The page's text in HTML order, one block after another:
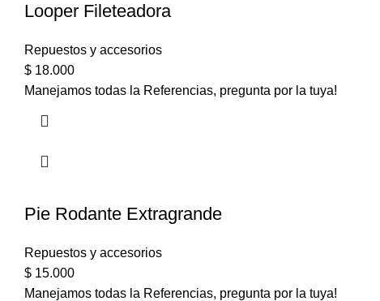
Looper Fileteadora
Repuestos y accesorios
$ 18.000
Manejamos todas la Referencias, pregunta por la tuya!
Pie Rodante Extragrande
Repuestos y accesorios
$ 15.000
Manejamos todas la Referencias, pregunta por la tuya!